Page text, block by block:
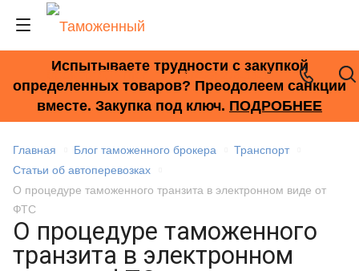
+7 (495) 278-33-33
Испытываете трудности с закупкой
определенных товаров? Преодолеем санкции
вместе. Закупка под ключ. ПОДРОБНЕЕ
Главная Блог таможенного брокера
Транспорт
Статьи об автоперевозках
О процедуре таможенного транзита в электронном виде от
ФТС
О процедуре таможенного
транзита в электронном